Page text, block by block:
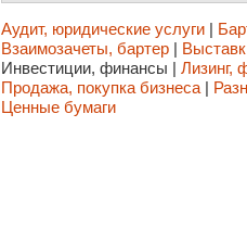
Аудит, юридические услуги |
Взаимозачеты, бартер |
Инвестиции, финансы | Лизинг,
Продажа, покупка бизнеса |
Ценные бумаги